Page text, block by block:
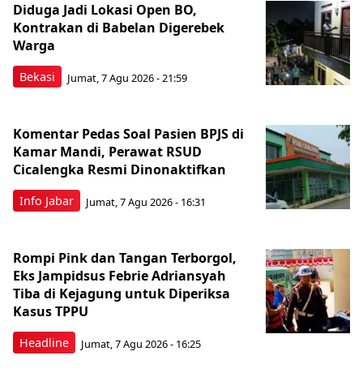
Bekasi
Diduga Jadi Lokasi Open BO,
Kontrakan di Babelan Digerebek
Warga
Jumat, 7 Agu 2026 - 21:59
Info Jabar
Komentar Pedas Soal Pasien BPJS di
Kamar Mandi, Perawat RSUD
Cicalengka Resmi Dinonaktifkan
Jumat, 7 Agu 2026 - 16:31
Headline
Rompi Pink dan Tangan Terborgol,
Eks Jampidsus Febrie Adriansyah
Tiba di Kejagung untuk Diperiksa
Kasus TPPU
Jumat, 7 Agu 2026 - 16:25